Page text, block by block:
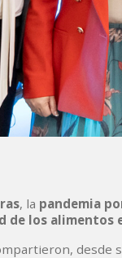
, la pandemia
de los alimentos